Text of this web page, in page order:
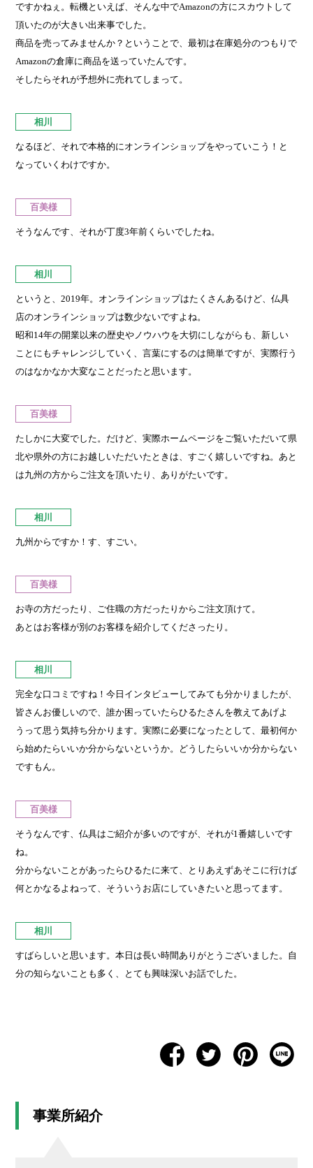
ですかねぇ。転機といえば、そんな中でAmazonの方にスカウトして
頂いたのが大きい出来事でした。
商品を売ってみませんか？ということで、最初は在庫処分のつもりで
Amazonの倉庫に商品を送っていたんです。
そしたらそれが予想外に売れてしまって。
相川
なるほど、それで本格的にオンラインショップをやっていこう！と
なっていくわけですか。
百美様
そうなんです、それが丁度3年前くらいでしたね。
相川
というと、2019年。オンラインショップはたくさんあるけど、仏具
店のオンラインショップは数少ないですよね。
昭和14年の開業以来の歴史やノウハウを大切にしながらも、新しい
ことにもチャレンジしていく、言葉にするのは簡単ですが、実際行う
のはなかなか大変なことだったと思います。
百美様
たしかに大変でした。だけど、実際ホームページをご覧いただいて県
北や県外の方にお越しいただいたときは、すごく嬉しいですね。あと
は九州の方からご注文を頂いたり、ありがたいです。
相川
九州からですか！す、すごい。
百美様
お寺の方だったり、ご住職の方だったりからご注文頂けて。
あとはお客様が別のお客様を紹介してくださったり。
相川
完全な口コミですね！今日インタビューしてみても分かりましたが、
皆さんお優しいので、誰か困っていたらひるたさんを教えてあげよ
うって思う気持ち分かります。実際に必要になったとして、最初何か
ら始めたらいいか分からないというか。どうしたらいいか分からない
ですもん。
百美様
そうなんです、仏具はご紹介が多いのですが、それが1番嬉しいです
ね。
分からないことがあったらひるたに来て、とりあえずあそこに行けば
何とかなるよねって、そういうお店にしていきたいと思ってます。
相川
すばらしいと思います。本日は長い時間ありがとうございました。自
分の知らないことも多く、とても興味深いお話でした。
事業所紹介